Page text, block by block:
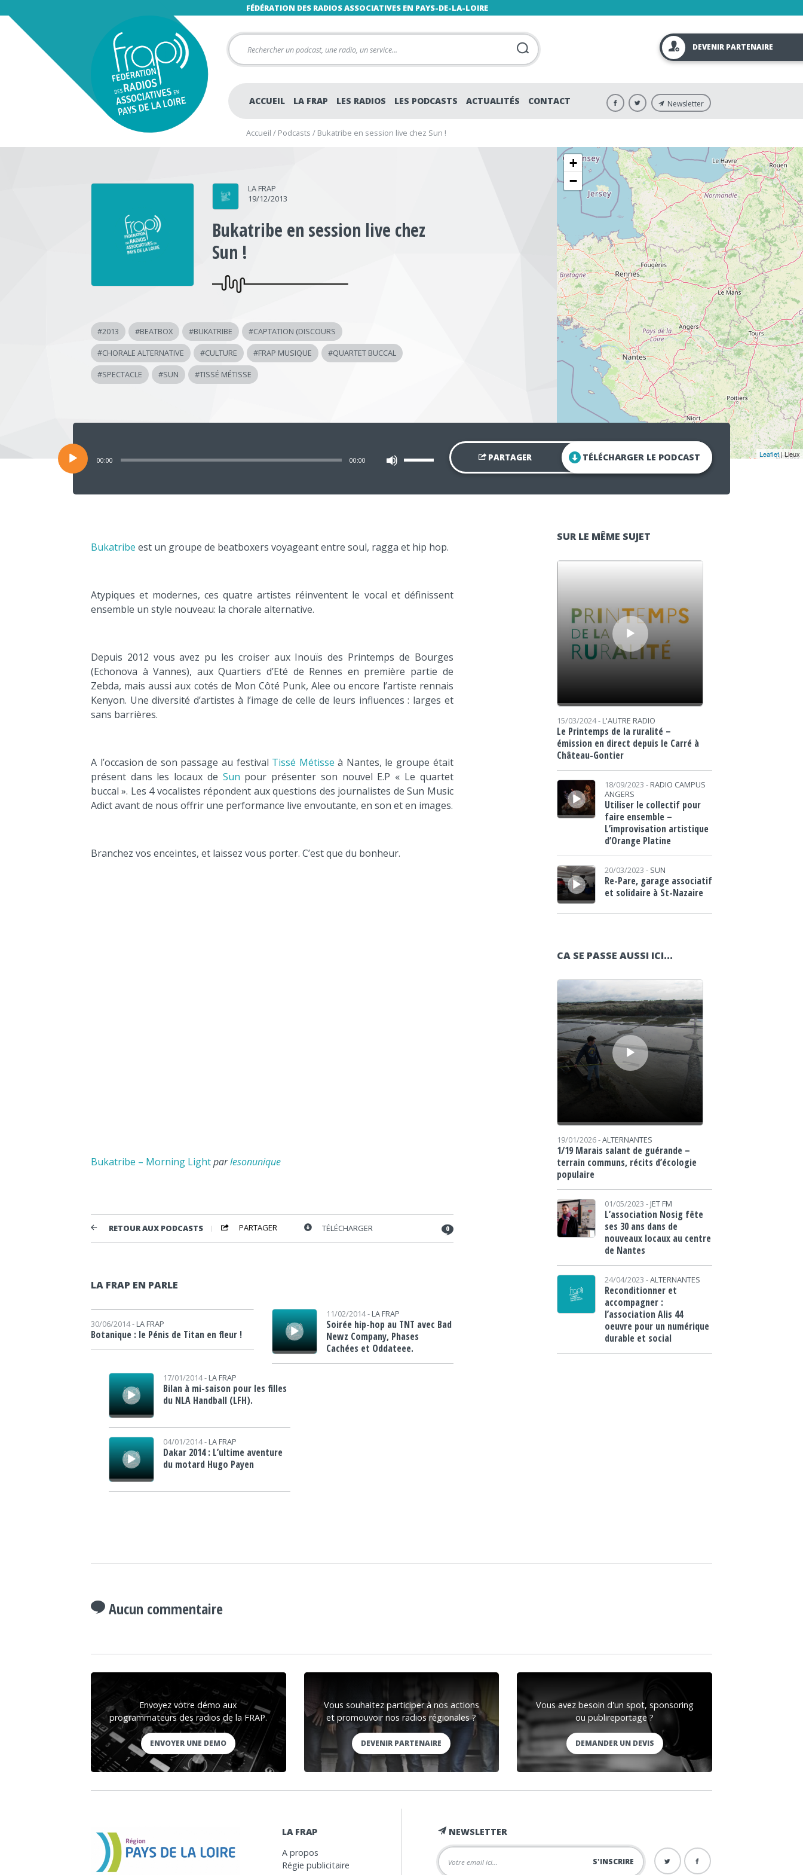
FÉDÉRATION DES RADIOS ASSOCIATIVES EN PAYS-DE-LA-LOIRE
DEVENIR PARTENAIRE
ACCUEIL LA FRAP LES RADIOS LES PODCASTS ACTUALITÉS CONTACT Newsletter
Accueil / Podcasts / Bukatribe en session live chez Sun !
LA FRAP
19/12/2013
Bukatribe en session live chez
Sun !
#2013 #BEATBOX #BUKATRIBE #CAPTATION (DISCOURS
#CHORALE ALTERNATIVE #CULTURE #FRAP MUSIQUE #QUARTET BUCCAL
#SPECTACLE #SUN #TISSÉ MÉTISSE
+
−
Leaflet| Lieux
Lecteur
00:00 00:00 les
pour
PARTAGER TÉLÉCHARGER LE PODCAST
Bukatribe est un groupe de beatboxers voyageant entre soul, ragga et hip hop.
Atypiques et modernes, ces quatre artistes réinventent le vocal et définissent
ensemble un style nouveau: la chorale alternative.
Depuis 2012 vous avez pu les croiser aux Inouïs des Printemps de Bourges
(Echonova à Vannes), aux Quartiers d’Eté de Rennes en première partie de
Zebda, mais aussi aux cotés de Mon Côté Punk, Alee ou encore l’artiste rennais
Kenyon. Une diversité d’artistes à l’image de celle de leurs influences : larges et
sans barrières.
A l’occasion de son passage au festival Tissé Métisse à Nantes, le groupe était
présent dans les locaux de Sun pour présenter son nouvel E.P « Le quartet
buccal ». Les 4 vocalistes répondent aux questions des journalistes de Sun Music
Adict avant de nous offrir une performance live envoutante, en son et en images.
Branchez vos enceintes, et laissez vous porter. C’est que du bonheur.
Bukatribe – Morning Lightparlesonunique
RETOUR AUX PODCASTS PARTAGER TÉLÉCHARGER 0
LA FRAP EN PARLE
Lecteur audio
30/06/2014 - LA FRAP
Botanique : le Pénis de Titan en fleur !
Lecteur audio 11/02/2014 - LA FRAP
Soirée hip-hop au TNT avec Bad
Newz Company, Phases
Cachées et Oddateee.
Lecteur audio
17/01/2014 - LA FRAP
Bilan à mi-saison pour les filles
du NLA Handball (LFH).
Lecteur audio 04/01/2014 - LA FRAP
Dakar 2014 : L’ultime aventure
du motard Hugo Payen
SUR LE MÊME SUJET
Lecteur audio
15/03/2024 - L'AUTRE RADIO
Le Printemps de la ruralité –
émission en direct depuis le Carré à
Château-Gontier
Lecteur audio
18/09/2023 - RADIO CAMPUS
ANGERS
Utiliser le collectif pour
faire ensemble –
L’improvisation artistique
d’Orange Platine
Lecteur audio
20/03/2023 - SUN
Re-Pare, garage associatif
et solidaire à St-Nazaire
CA SE PASSE AUSSI ICI...
Lecteur audio
19/01/2026 -ALTERNANTES
1/19 Marais salant de guérande –
terrain communs, récits d’écologie
populaire
01/05/2023 - JET FM
L’association Nosig fête
ses 30 ans dans de
nouveaux locaux au centre
de Nantes
24/04/2023 -ALTERNANTES
Reconditionner et
accompagner :
l’association Alis 44
oeuvre pour un numérique
durable et social
Aucun commentaire
Envoyez votre démo aux
programmateurs des radios de la FRAP.
ENVOYER UNE DEMO
Vous souhaitez participer à nos actions
et promouvoir nos radios régionales ?
DEVENIR PARTENAIRE
Vous avez besoin d'un spot, sponsoring
ou publireportage ?
DEMANDER UN DEVIS
LA FRAP
A propos
Régie publicitaire
NEWSLETTER